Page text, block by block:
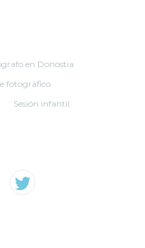
en Donostia
fotográfico
Sesión infantil